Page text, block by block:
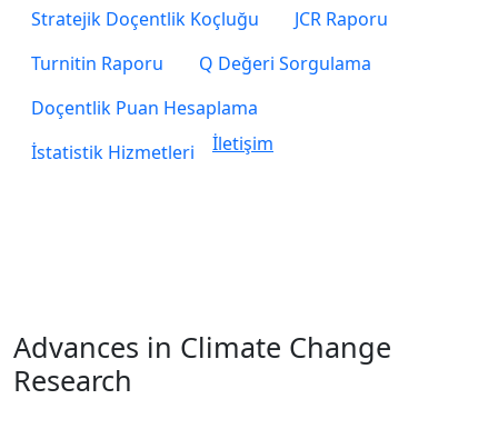
Stratejik Doçentlik Koçluğu
JCR Raporu
Turnitin Raporu
Q Değeri Sorgulama
Doçentlik Puan Hesaplama
İstatistik Hizmetleri
İletişim
Advances in Climate Change
Research